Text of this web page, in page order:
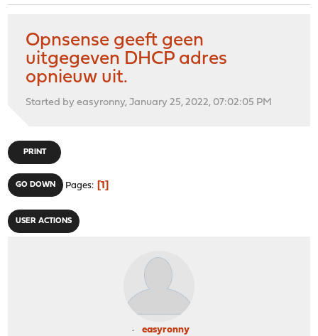
Opnsense geeft geen
uitgegeven DHCP adres
opnieuw uit.
Started by easyronny, January 25, 2022, 07:02:05 PM
PRINT
GO DOWN Pages 1
USER ACTIONS
easyronny